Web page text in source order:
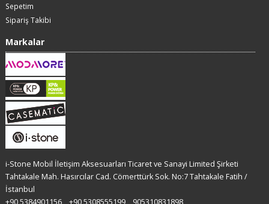
Sepetim
Sipariş Takibi
Markalar
i-Stone Mobil İletişim Aksesuarları Ticaret ve Sanayi Limited Şirketi
Tahtakale Mah. Hasırcılar Cad. Cömerttürk Sok. No:7 Tahtakale Fatih /
İstanbul